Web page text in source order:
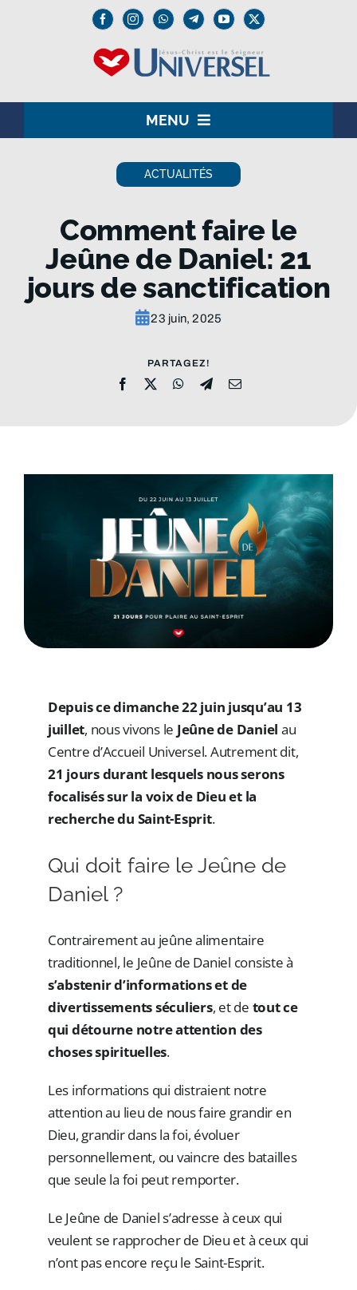
MENU
INSTITUTION
UNIVERSEL+
ACTUALITÉS
Comment faire le
Jeûne de Daniel: 21
jours de sanctification
23 juin, 2025
PARTAGEZ!
Depuis ce dimanche 22 juin jusqu’au 13
juillet, nous vivons le Jeûne de Daniel au
Centre d’Accueil Universel. Autrement dit,
21 jours durant lesquels nous serons
focalisés sur la voix de Dieu et la
recherche du Saint-Esprit.
Qui doit faire le Jeûne de
Daniel ?
Contrairement au jeûne alimentaire
traditionnel, le Jeûne de Daniel consiste à
s’abstenir d’informations et de
divertissements séculiers, et de tout ce
qui détourne notre attention des
choses spirituelles.
Les informations qui distraient notre
attention au lieu de nous faire grandir en
Dieu, grandir dans la foi, évoluer
personnellement, ou vaincre des batailles
que seule la foi peut remporter.
Le Jeûne de Daniel s’adresse à ceux qui
veulent se rapprocher de Dieu et à ceux qui
n’ont pas encore reçu le Saint-Esprit.